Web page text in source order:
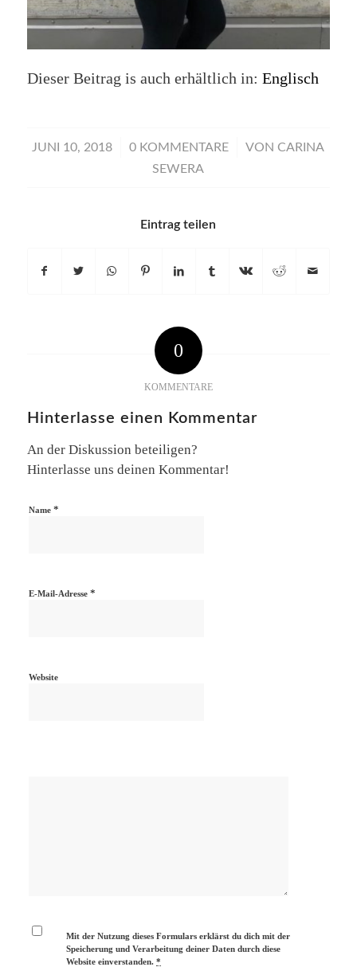
Dieser Beitrag is auch erhältlich in: Englisch
JUNI 10, 2018
/ 0 KOMMENTARE
/ VON CARINA
SEWERA
Eintrag teilen
0
KOMMENTARE
Hinterlasse einen Kommentar
An der Diskussion beteiligen?
Hinterlasse uns deinen Kommentar!
Name *
E-Mail-Adresse *
Website
Mit der Nutzung dieses Formulars erklärst du dich mit der
Speicherung und Verarbeitung deiner Daten durch diese
Website einverstanden.*